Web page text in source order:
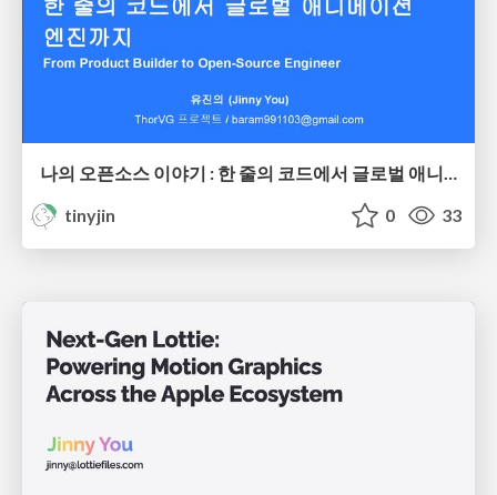
나의 오픈소스 이야기 : 한 줄의 코드에서 글로벌 애니메이션 엔진까지
tinyjin
0 33